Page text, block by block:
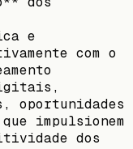
e
com o
oportunidades
impulsionem
dos